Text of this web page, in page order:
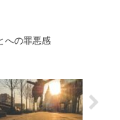
への罪悪感